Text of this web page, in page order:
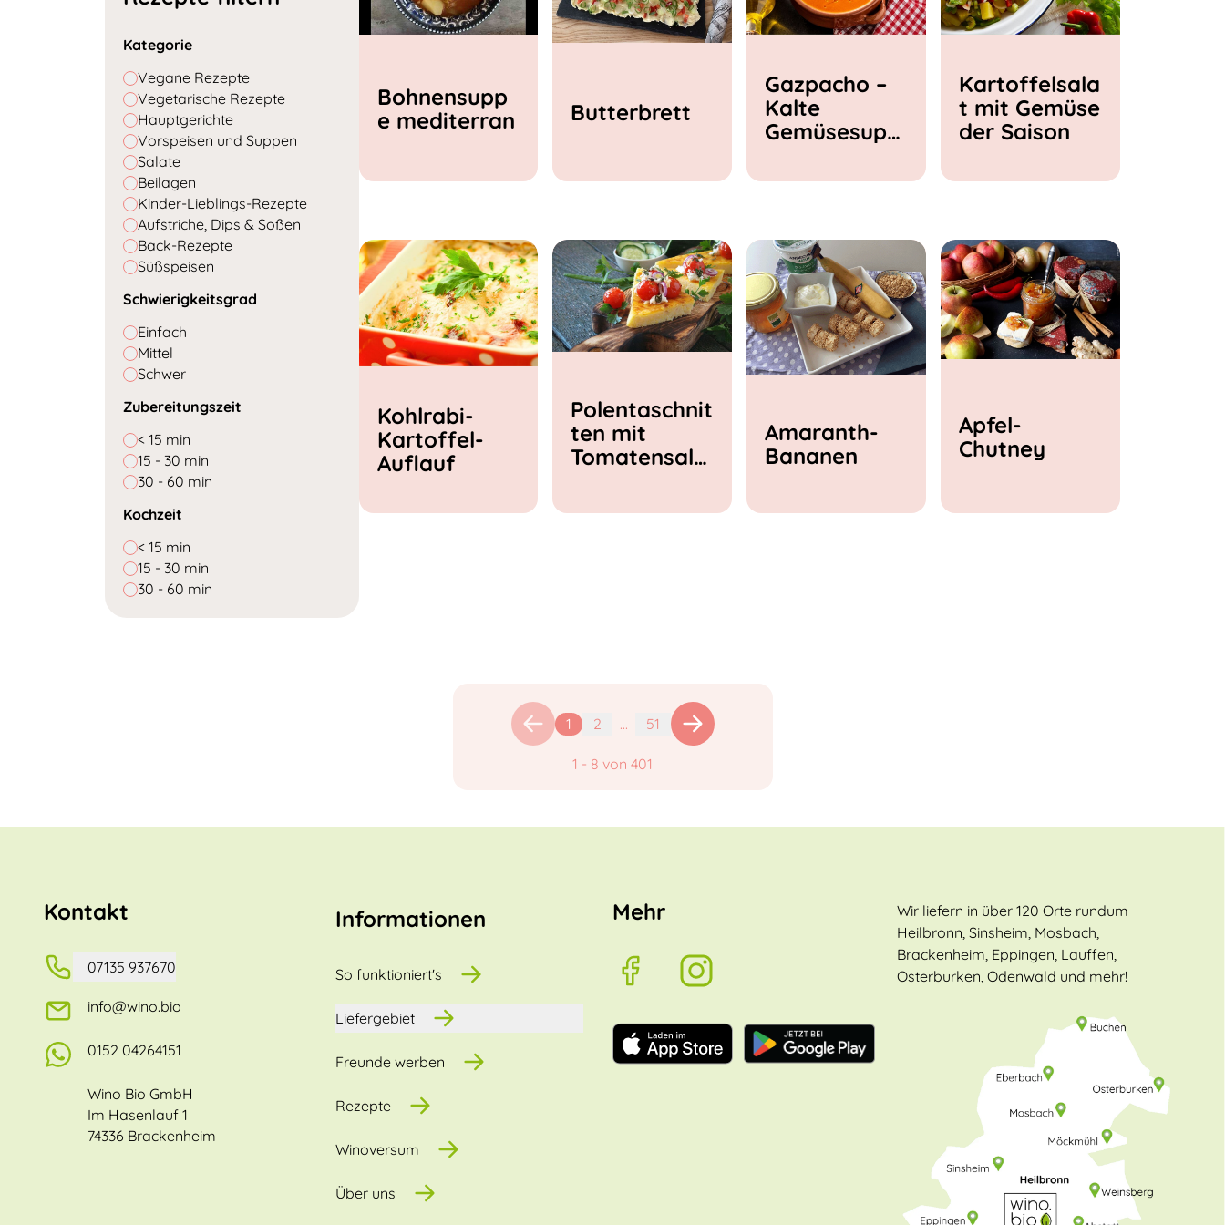
Kategorie
Vegane Rezepte
Vegetarische Rezepte
Hauptgerichte
Vorspeisen und Suppen
Salate
Beilagen
Kinder-Lieblings-Rezepte
Aufstriche, Dips & Soßen
Back-Rezepte
Süßspeisen
Schwierigkeitsgrad
Einfach
Mittel
Schwer
Zubereitungszeit
< 15 min
15 - 30 min
30 - 60 min
Kochzeit
< 15 min
15 - 30 min
30 - 60 min
Bohnensupp
e mediterran
Butterbrett
Gazpacho –
Kalte
Gemüsesupp
Kartoffelsala
t mit Gemüse
der Saison
Kohlrabi-
Kartoffel-
Auflauf
Polentaschnit
ten mit
Tomatensala
Amaranth-
Bananen
Apfel-
Chutney
1 2 ... 51
1 - 8 von 401
Kontakt
07135 937670
info@wino.bio
0152 04264151
Wino Bio GmbH
Im Hasenlauf 1
74336 Brackenheim
Informationen
So funktioniert's
Liefergebiet
Freunde werben
Rezepte
Winoversum
Über uns
Mehr
Wir liefern in über 120 Orte rundum
Heilbronn, Sinsheim, Mosbach,
Brackenheim, Eppingen, Lauffen,
Osterburken, Odenwald und mehr!